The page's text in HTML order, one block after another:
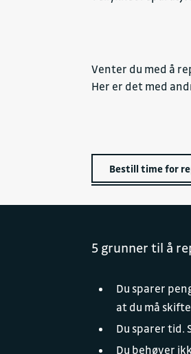
Venter du med å
Her er det med
Bestill time for
5 grunner til å
Du sparer
at du må
Du sparer tid.
Du behøver